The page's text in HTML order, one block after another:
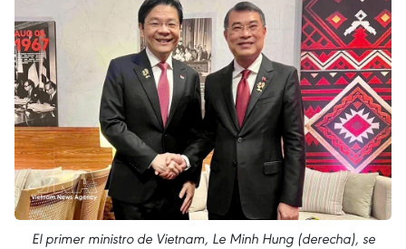
El primer ministro de Vietnam, Le Minh Hung (derecha), se